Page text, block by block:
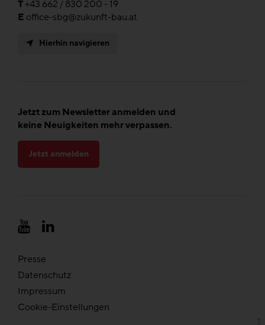
T+43 662 / 830 200 - 19
E office-sbg@zukunft-bau.at
Hierhin navigieren
Jetzt zum Newsletter anmelden und
keine Neuigkeiten mehr verpassen.
Jetzt anmelden
Presse
Datenschutz
Impressum
Cookie-Einstellungen